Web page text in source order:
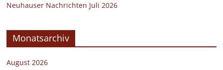
Neuhauser Nachrichten Juli 2026
Monatsarchiv
August 2026